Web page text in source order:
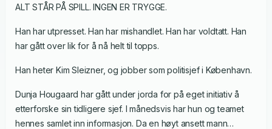
ALT STÅR PÅ SPILL. INGEN ER TRYGGE.
Han har utpresset. Han har mishandlet. Han har voldtatt. Han
har gått over lik for å nå helt til topps.
Han heter Kim Sleizner, og jobber som politisjef i København.
Dunja Hougaard har gått under jorda for på eget initiativ å
etterforske sin tidligere sjef. I månedsvis har hun og teamet
hennes samlet inn informasjon. Da en høyt ansett mann